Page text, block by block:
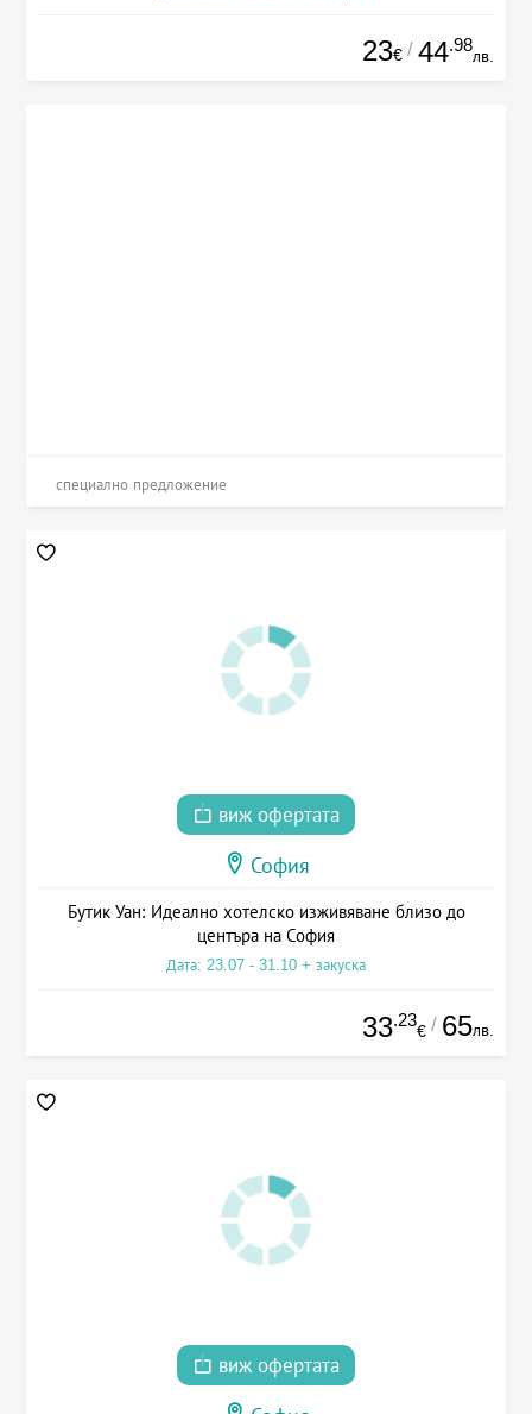
23€ / 44.98
лв.
специално предложение
виж офертата
София
Бутик Уан: Идеално хотелско изживяване близо до
центъра на София
Дата: 23.07 - 31.10 + закуска
33.23
€ / 65лв.
виж офертата